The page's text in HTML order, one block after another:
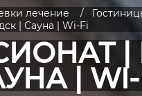
лечение
| Сауна | Wi-Fi
|
| WI-